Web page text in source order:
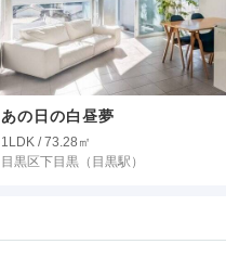
あの日の白昼夢
1LDK / 73.28㎡
目黒区下目黒 （目黒駅）